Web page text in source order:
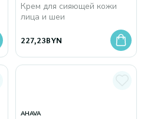
Крем для сияющей кожи
лица и шеи
227,23BYN
AHAVA